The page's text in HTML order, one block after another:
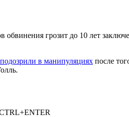
грозит до 10 лет
в манипуляциях после